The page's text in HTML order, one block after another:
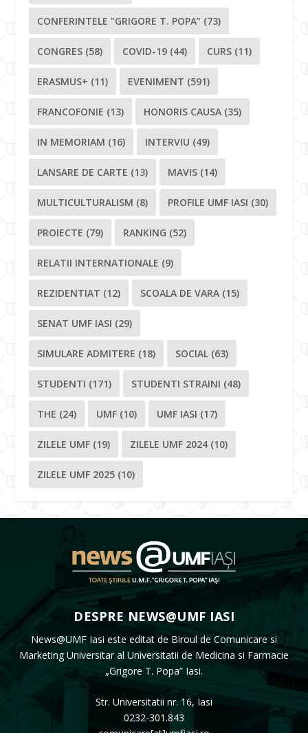
CONFERINTELE "GRIGORE T. POPA" (73)
CONGRES (58) COVID-19 (44) CURS (11)
ERASMUS+ (11) EVENIMENT (591)
FRANCOFONIE (13) HONORIS CAUSA (35)
IN MEMORIAM (16) INTERVIU (49)
LANSARE DE CARTE (13) MAVIS (14)
MULTICULTURALISM (8) PROFILE UMF IASI (30)
PROIECTE (79) RANKING (52)
RELATII INTERNATIONALE (9)
REZIDENTIAT (12) SCOALA DE VARA (15)
SENAT UMF IASI (29)
SIMULARE ADMITERE (18) SOCIAL (63)
STUDENTI (171) STUDENTI STRAINI (48)
THE (24) UMF (10) UMF IASI (17)
ZILELE UMF (19) ZILELE UMF 2024 (10)
ZILELE UMF 2025 (10)
DESPRE NEWS@UMF IASI
News@UMF Iasi este editat de Biroul de Comunicare si
Marketing Universitar al Universitatii de Medicina si Farmacie
„Grigore T. Popa” Iasi.
Str. Universitatii nr. 16, Iasi
0232-301.843